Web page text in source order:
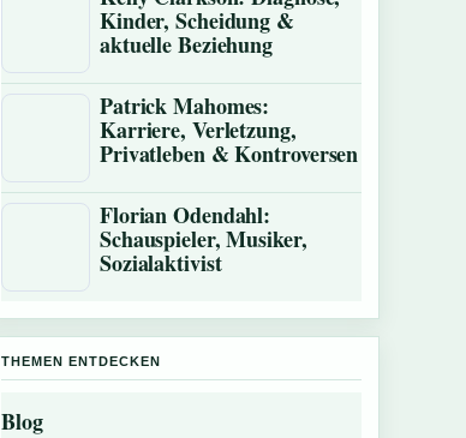
Kinder, Scheidung &
aktuelle Beziehung
Patrick Mahomes:
Karriere, Verletzung,
Privatleben & Kontroversen
Florian Odendahl:
Schauspieler, Musiker,
Sozialaktivist
THEMEN ENTDECKEN
Blog